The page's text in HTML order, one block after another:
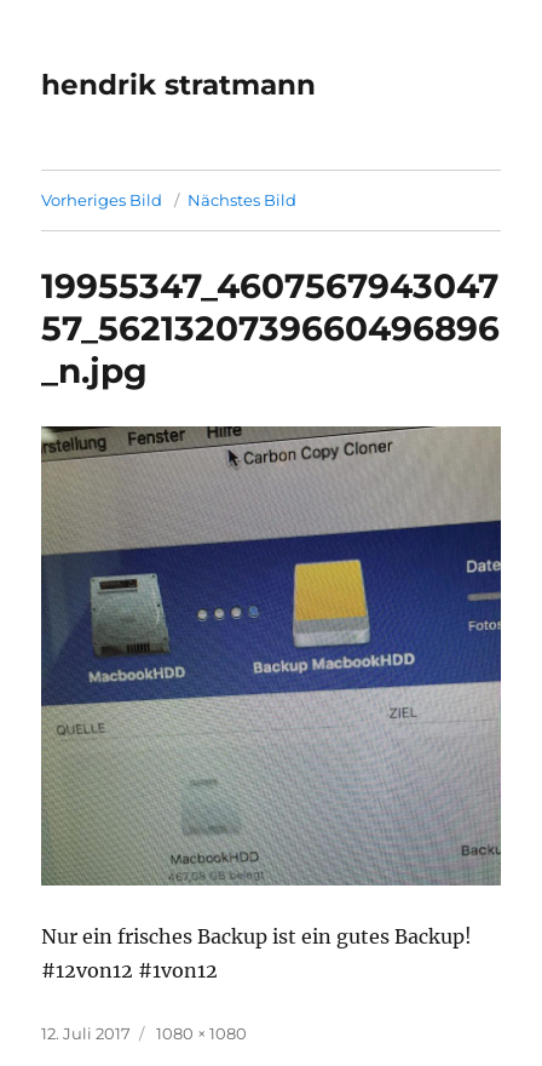
hendrik stratmann
Vorheriges Bild Nächstes Bild
19955347_4607567943047
57_5621320739660496896
_n.jpg
Nur ein frisches Backup ist ein gutes Backup!
#12von12 #1von12
Veröffentlicht
12. Juli 2017 Originalgröße
1080 × 1080